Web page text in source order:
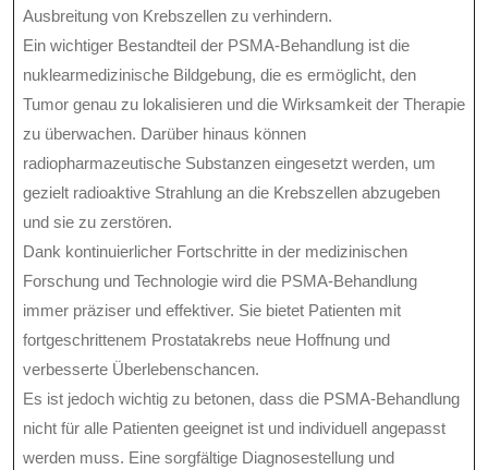
Ausbreitung von Krebszellen zu verhindern.
Ein wichtiger Bestandteil der PSMA-Behandlung ist die
nuklearmedizinische Bildgebung, die es ermöglicht, den
Tumor genau zu lokalisieren und die Wirksamkeit der Therapie
zu überwachen. Darüber hinaus können
radiopharmazeutische Substanzen eingesetzt werden, um
gezielt radioaktive Strahlung an die Krebszellen abzugeben
und sie zu zerstören.
Dank kontinuierlicher Fortschritte in der medizinischen
Forschung und Technologie wird die PSMA-Behandlung
immer präziser und effektiver. Sie bietet Patienten mit
fortgeschrittenem Prostatakrebs neue Hoffnung und
verbesserte Überlebenschancen.
Es ist jedoch wichtig zu betonen, dass die PSMA-Behandlung
nicht für alle Patienten geeignet ist und individuell angepasst
werden muss. Eine sorgfältige Diagnosestellung und